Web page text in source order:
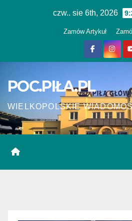
czw.. sie 6th, 2026
Zamów Artykuł
POC.PIŁA.PL
WIELKOPOLSKIE